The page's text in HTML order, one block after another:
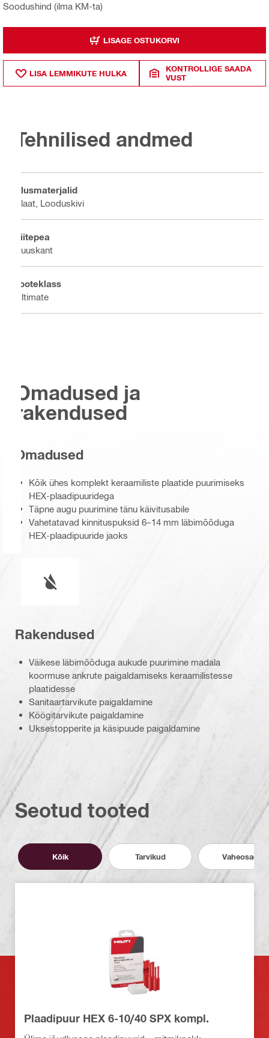
Soodushind (ilma KM-ta)
LISAGE OSTUKORVI
LISA LEMMIKUTE HULKA
KONTROLLIGE SAADA
VUST
Tehnilised andmed
Alusmaterjalid
Plaat, Looduskivi
Liitepea
Kuuskant
Tooteklass
Ultimate
Omadused ja
rakendused
Omadused
Kõik ühes komplekt keraamiliste plaatide puurimiseks
HEX-plaadipuuridega
Täpne augu puurimine tänu käivitusabile
Vahetatavad kinnituspuksid 6–14 mm läbimõõduga
HEX-plaadipuuride jaoks
Rakendused
Väikese läbimõõduga aukude puurimine madala
koormuse ankrute paigaldamiseks keraamilistesse
plaatidesse
Sanitaartarvikute paigaldamine
Köögitarvikute paigaldamine
Uksestopperite ja käsipuude paigaldamine
Seotud tooted
Kõik Tarvikud Vaheosad
Plaadipuur HEX 6-10/40 SPX kompl.